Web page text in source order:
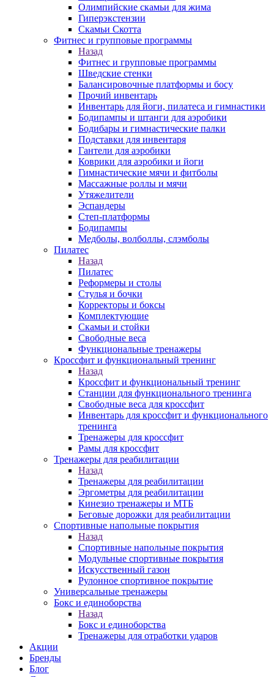
Олимпийские скамьи для жима
Гиперэкстензии
Скамьи Скотта
Фитнес и групповые программы
Назад
Фитнес и групповые программы
Шведские стенки
Балансировочные платформы и босу
Прочий инвентарь
Инвентарь для йоги, пилатеса и гимнастики
Бодипампы и штанги для аэробики
Бодибары и гимнастические палки
Подставки для инвентаря
Гантели для аэробики
Коврики для аэробики и йоги
Гимнастические мячи и фитболы
Массажные роллы и мячи
Утяжелители
Эспандеры
Степ-платформы
Бодипампы
Медболы, волболлы, слэмболы
Пилатес
Назад
Пилатес
Реформеры и столы
Стулья и бочки
Корректоры и боксы
Комплектующие
Скамьи и стойки
Свободные веса
Функциональные тренажеры
Кроссфит и функциональный тренинг
Назад
Кроссфит и функциональный тренинг
Станции для функционального тренинга
Свободные веса для кроссфит
Инвентарь для кроссфит и функционального
тренинга
Тренажеры для кроссфит
Рамы для кроссфит
Тренажеры для реабилитации
Назад
Тренажеры для реабилитации
Эргометры для реабилитации
Кинезио тренажеры и МТБ
Беговые дорожки для реабилитации
Спортивные напольные покрытия
Назад
Спортивные напольные покрытия
Модульные спортивные покрытия
Искусственный газон
Рулонное спортивное покрытие
Универсальные тренажеры
Бокс и единоборства
Назад
Бокс и единоборства
Тренажеры для отработки ударов
Акции
Бренды
Блог